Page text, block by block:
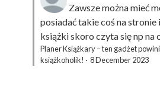
Zawsze można mieć
posiadać takie coś na
książki skoro czyta się np na
Planer Książkary – ten gadżet
książkoholik! · 8 December 2023